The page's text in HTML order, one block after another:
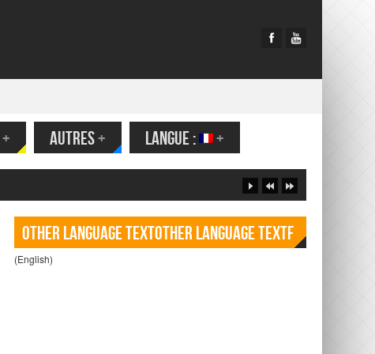
+ AUTRES+ LANGUE : +
Other language TextOther language Textf
(English)